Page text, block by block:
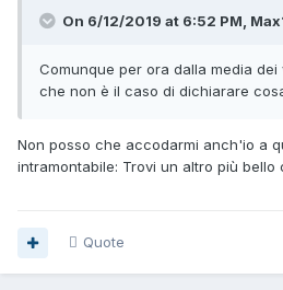
On 6/12/2019 at 6:52 PM,
Comunque per ora dalla media
che non è il caso di dichiarare
Non posso che accodarmi anch'io a
intramontabile: Trovi un altro più bello
Quote